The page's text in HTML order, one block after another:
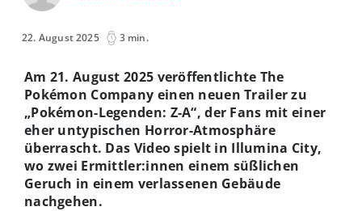
22. August 2025 3 min.
Am 21. August 2025 veröffentlichte The
Pokémon Company einen neuen Trailer zu
„Pokémon-Legenden: Z-A“, der Fans mit einer
eher untypischen Horror-Atmosphäre
überrascht. Das Video spielt in Illumina City,
wo zwei Ermittler:innen einem süßlichen
Geruch in einem verlassenen Gebäude
nachgehen.